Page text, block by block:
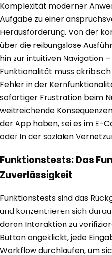
Komplexität moderner
Aufgabe zu einer
Herausforderung. Von der
über die reibungslose
hin zur intuitiven Navigation
Funktionalität muss
Fehler in der
sofortiger Frustration beim
weitreichende
der App haben, sei es im E-
oder in der sozialen
Funktionstests: Das
Zuverlässigkeit
Funktionstests sind das
und konzentrieren sich
deren Interaktion zu
Button angeklickt, jede
Workflow durchlaufen, um